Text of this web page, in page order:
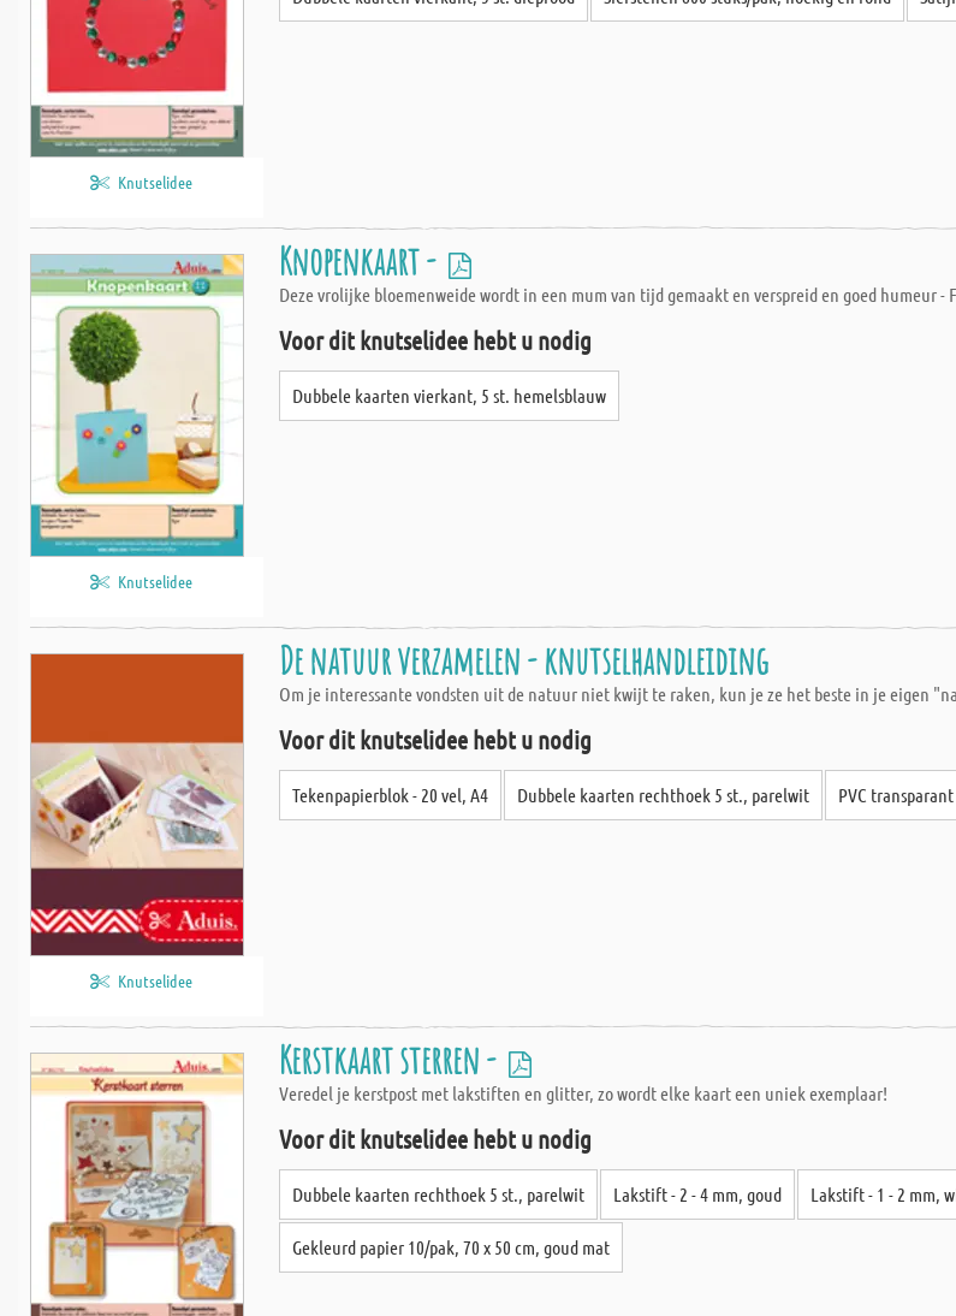
Knutselidee
Knutselidee
Knopenkaart -
Deze vrolijke bloemenweide wordt in een mum van tijd gemaakt en verspreid en goed humeur -
Voor dit knutselidee hebt u nodig
Dubbele kaarten vierkant, 5 st. hemelsblauw
Knutselidee
De natuur verzamelen - knutselhandleiding
Om je interessante vondsten uit de natuur niet kwijt te raken, kun je ze het beste in je eigen
Voor dit knutselidee hebt u nodig
Tekenpapierblok - 20 vel, A4 Dubbele kaarten rechthoek 5 st., parelwit PVC
Kerstkaart sterren -
Veredel je kerstpost met lakstiften en glitter, zo wordt elke kaart een uniek exemplaar!
Voor dit knutselidee hebt u nodig
Dubbele kaarten rechthoek 5 st., parelwit Lakstift - 2 - 4 mm, goud Lakstift - 1 - 2 mm,
Gekleurd papier 10/pak, 70 x 50 cm, goud mat